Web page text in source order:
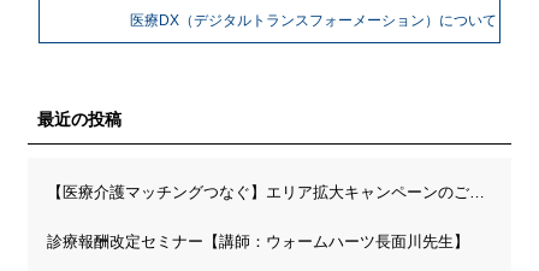
医療DX（デジタルトランスフォーメーション）について
最近の投稿
診療報酬改定セミナー【講師：ウォームハーツ長面川先生】